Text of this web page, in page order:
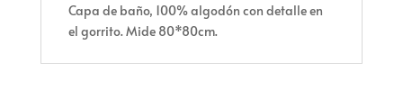
Capa de baño, 100% algodón con detalle en
el gorrito. Mide 80*80cm.